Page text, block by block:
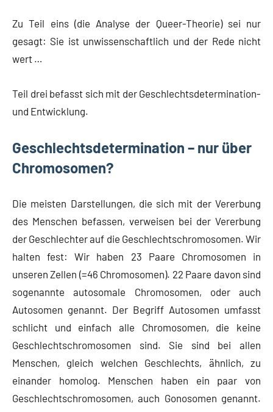
Zu Teil eins (die Analyse der Queer-Theorie) sei nur
gesagt: Sie ist unwissenschaftlich und der Rede nicht
wert …
Teil drei befasst sich mit der Geschlechtsdetermination-
und Entwicklung.
Geschlechtsdetermination – nur über
Chromosomen?
Die meisten Darstellungen, die sich mit der Vererbung
des Menschen befassen, verweisen bei der Vererbung
der Geschlechter auf die Geschlechtschromosomen. Wir
halten fest: Wir haben 23 Paare Chromosomen in
unseren Zellen (=46 Chromosomen). 22 Paare davon sind
sogenannte autosomale Chromosomen, oder auch
Autosomen genannt. Der Begriff Autosomen umfasst
schlicht und einfach alle Chromosomen, die keine
Geschlechtschromosomen sind. Sie sind bei allen
Menschen, gleich welchen Geschlechts, ähnlich, zu
einander homolog. Menschen haben ein paar von
Geschlechtschromosomen, auch Gonosomen genannt.